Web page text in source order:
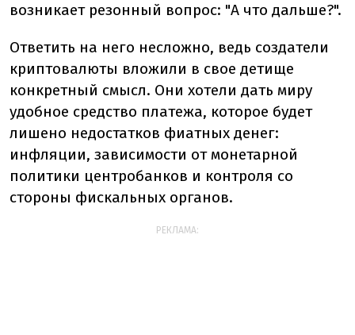
возникает резонный вопрос: "А что дальше?".
Ответить на него несложно, ведь создатели
криптовалюты вложили в свое детище
конкретный смысл. Они хотели дать миру
удобное средство платежа, которое будет
лишено недостатков фиатных денег:
инфляции, зависимости от монетарной
политики центробанков и контроля со
стороны фискальных органов.
РЕКЛАМА: